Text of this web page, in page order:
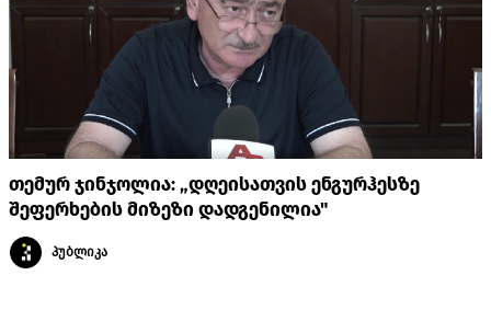
თემურ ჯინჯოლია: „დღეისათვის ენგურჰესზე
შეფერხების მიზეზი დადგენილია"
პუბლიკა